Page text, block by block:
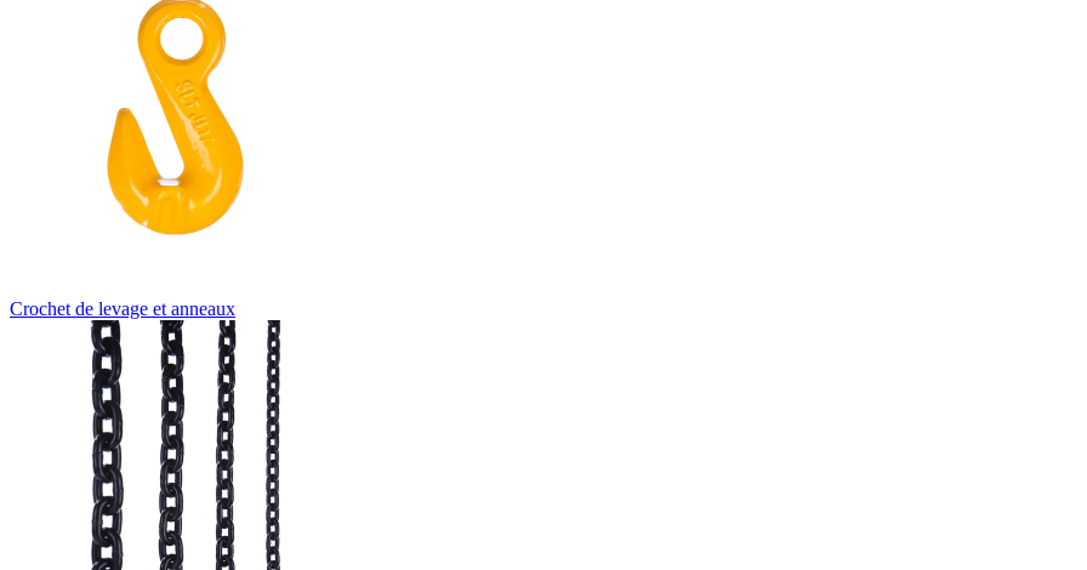
Crochet de levage et anneaux